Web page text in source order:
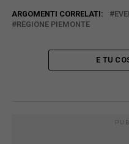
ARGOMENTI CORRELATI:
REGIONE PIEMONTE
E TU